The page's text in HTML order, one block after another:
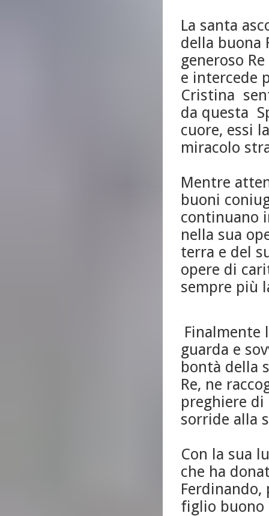
La santa
della buona
generoso
e intercede
Cristina
da questa
cuore, essi
miracolo
Mentre
buoni
continuano
nella sua
terra e del
opere di
sempre più
Finalmente
guarda e
bontà della
Re, ne
preghiere
sorride alla
Con la sua
che ha
figlio buono